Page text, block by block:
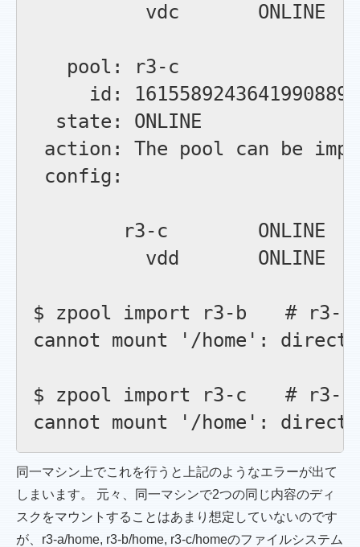
          vdc       ONLINE
   pool: r3-c
     id: 16155892436419908890
  state: ONLINE
action: The pool can be
config:
        r3-c        ONLINE
          vdd       ONLINE
$ zpool import r3-b　　# r3-bの
cannot mount '/home':
$ zpool import r3-c　　# r3-cの
同一マシン上でこれを行うと上記のようなエラーが出て
しまいます。 元々、同一マシンで2つの同じ内容のディ
スクをマウントすることはあまり想定していないのです
が、r3-a/home, r3-b/home, r3-c/homeのファイルシステム